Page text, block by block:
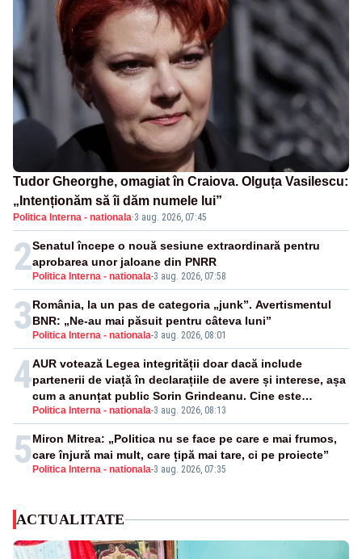
Tudor Gheorghe, omagiat în Craiova. Olguța Vasilescu:
„Intenționăm să îi dăm numele lui”
Politica Interna - nationala·3 aug. 2026, 07:45
2 Politica Interna - nationala-3 aug. 2026, 07:58
Senatul începe o nouă sesiune extraordinară pentru
aprobarea unor jaloane din PNRR
3 Politica Interna - nationala-3 aug. 2026, 08:01
România, la un pas de categoria „junk”. Avertismentul
BNR: „Ne-au mai păsuit pentru câteva luni”
4
Politica Interna - nationala-3 aug. 2026, 08:13
AUR votează Legea integrității doar dacă include
partenerii de viață în declarațiile de avere și interese, așa
cum a anunțat public Sorin Grindeanu. Cine este
incompatibil sau în conflict de interese trebuie să plece
din funcție: fără excepții!
5 Politica Interna - nationala-3 aug. 2026, 07:35
Miron Mitrea: „Politica nu se face pe care e mai frumos,
care înjură mai mult, care țipă mai tare, ci pe proiecte”
ACTUALITATE